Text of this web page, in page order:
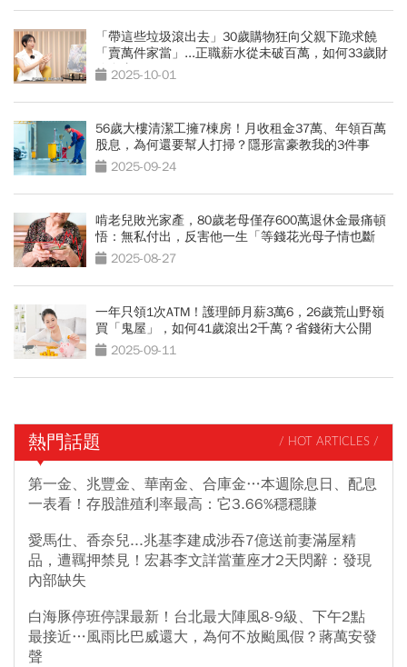
「帶這些垃圾滾出去」30歲購物狂向父親下跪求饒
「賣萬件家當」...正職薪水從未破百萬，如何33歲財
務自由？
2025-10-01
56歲大樓清潔工擁7棟房！月收租金37萬、年領百萬
股息，為何還要幫人打掃？隱形富豪教我的3件事
2025-09-24
啃老兒敗光家產，80歲老母僅存600萬退休金最痛頓
悟：無私付出，反害他一生「等錢花光母子情也斷
了」2025-08-27
一年只領1次ATM！護理師月薪3萬6，26歲荒山野嶺
買「鬼屋」，如何41歲滾出2千萬？省錢術大公開
2025-09-11
熱門話題 / HOT ARTICLES /
第一金、兆豐金、華南金、合庫金…本週除息日、配息
一表看！存股誰殖利率最高：它3.66%穩穩賺
愛馬仕、香奈兒...兆基李建成涉吞7億送前妻滿屋精
品，遭羈押禁見！宏碁李文詳當董座才2天閃辭：發現
內部缺失
白海豚停班停課最新！台北最大陣風8-9級、下午2點
最接近…風雨比巴威還大，為何不放颱風假？蔣萬安發
聲